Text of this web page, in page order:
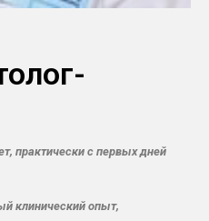
практически с первых дней
клинический опыт,